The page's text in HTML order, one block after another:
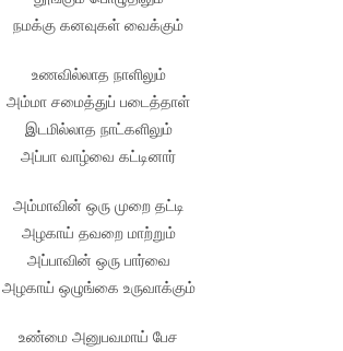
நமக்கு கனவுகள் வைக்கும்
உணவில்லாத நாளிலும்
அம்மா சமைத்துப் படைத்தாள்
இடமில்லாத நாட்களிலும்
அப்பா வாழ்வை கட்டினார்
அம்மாவின் ஒரு முறை தட்டி
அழகாய் தவறை மாற்றும்
அப்பாவின் ஒரு பார்வை
அழகாய் ஒழுங்கை உருவாக்கும்
உண்மை அனுபவமாய் பேச